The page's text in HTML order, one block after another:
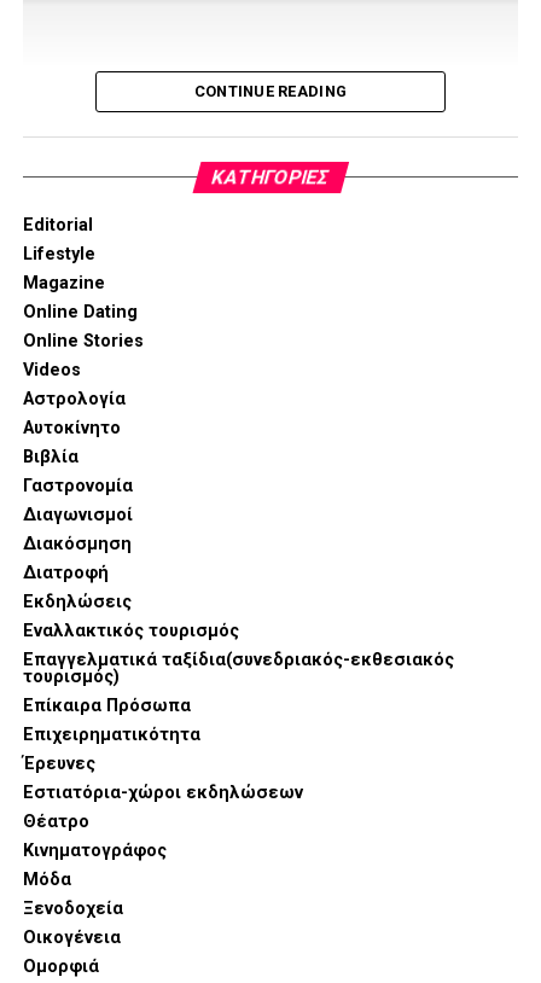
CONTINUE READING
KΑΤΗΓΟΡΊΕΣ
Editorial
Lifestyle
Magazine
Online Dating
Online Stories
Videos
Αστρολογία
Αυτοκίνητο
Βιβλία
Γαστρονομία
Διαγωνισμοί
Διακόσμηση
Διατροφή
Εκδηλώσεις
Εναλλακτικός τουρισμός
Επαγγελματικά ταξίδια(συνεδριακός-εκθεσιακός
τουρισμός)
Επίκαιρα Πρόσωπα
Επιχειρηματικότητα
Έρευνες
Εστιατόρια-χώροι εκδηλώσεων
Θέατρο
Κινηματογράφος
Μόδα
Ξενοδοχεία
Οικογένεια
Ομορφιά